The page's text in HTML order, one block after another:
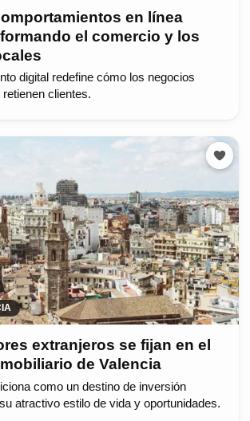
en línea
el comercio y los
digital redefine cómo los negocios
clientes.
extranjeros se fijan en el
de Valencia
como un destino de inversión
atractivo estilo de vida y oportunidades.